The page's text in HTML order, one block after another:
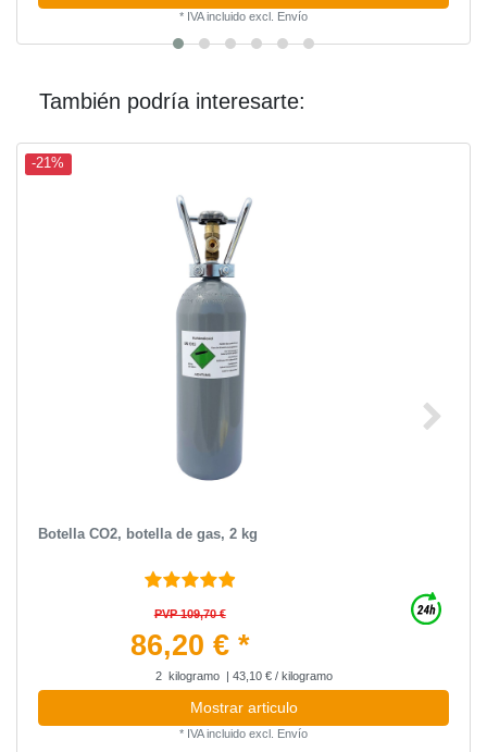
* IVA incluido excl. Envío
También podría interesarte:
-21%
Botella CO2, botella de gas, 2 kg
PVP 109,70 €
86,20 € *
2 kilogramo | 43,10 € / kilogramo
Mostrar articulo
* IVA incluido excl. Envío